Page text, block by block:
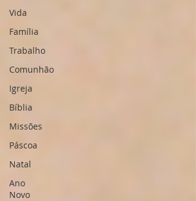
Vida
Família
Trabalho
Comunhão
Igreja
Bíblia
Missões
Páscoa
Natal
Ano
Novo